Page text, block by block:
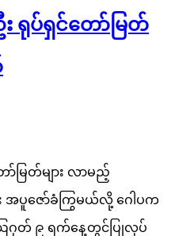
ရုပ်ရှင်တော်မြတ်
ာ်မြတ်များ လာမည့်
အပူဇော်ခံကြွမယ်လို့ ဂေါပက
တ် ၉ ရက်နေ့တွင်ပြုလုပ်